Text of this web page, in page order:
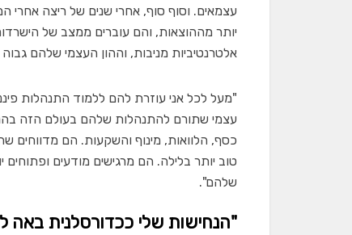
עצמאים. וסוף סוף, אחרי שנים של ריצה
יותר מההוצאות, והם עוברים ממצב של
אלטרנטיביות מניבות, וההון העצמי שלהם
"מעל לכל אני עוזרת להם ללמוד התנהלות
עצמי שתורם להתנהלות שלהם בעולם הזה
כסף, הלוואות, מינוף והשקעות. הם מדווחים
טוב יותר בלילה. הם מרגישים מודעים
שלהם".
"הנחישות שלי ככדורסלנית באה